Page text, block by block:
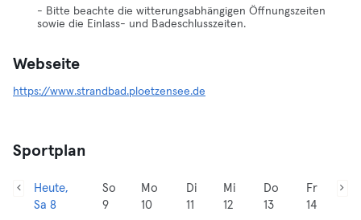
- Bitte beachte die witterungsabhängigen Öffnungszeiten
sowie die Einlass- und Badeschlusszeiten.
Webseite
https://www.strandbad.ploetzensee.de
Sportplan
Heute,
Sa 8
So
9
Mo
10
Di
11
Mi
12
Do
13
Fr
14